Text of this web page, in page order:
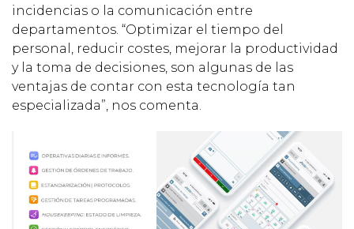
incidencias o la comunicación entre
departamentos. “Optimizar el tiempo del
personal, reducir costes, mejorar la productividad
y la toma de decisiones, son algunas de las
ventajas de contar con esta tecnología tan
especializada”, nos comenta.